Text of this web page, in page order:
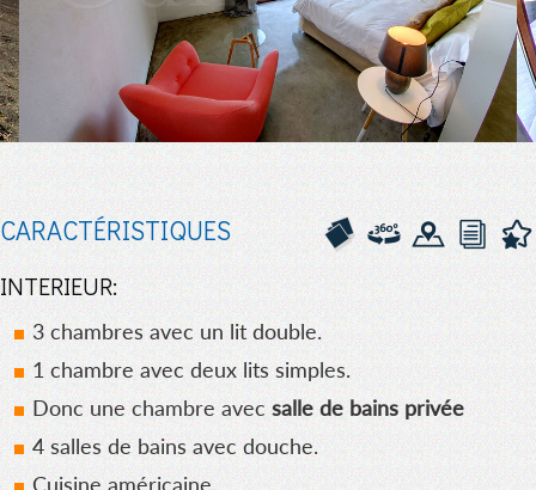
CARACTÉRISTIQUES
INTERIEUR:
3 chambres avec un lit double.
1 chambre avec deux lits simples.
Donc une chambre avec salle de bains privée
4 salles de bains avec douche.
Cuisine américaine.